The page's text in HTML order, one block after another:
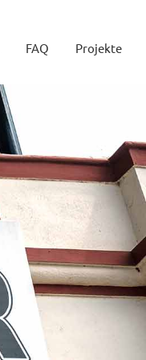
FAQ Projekte